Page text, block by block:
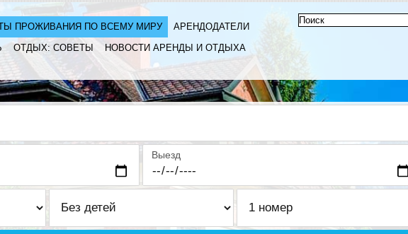
ПРОЖИВАНИЯ ПО ВСЕМУ МИРУ
АРЕНДОДАТЕЛИ
ОТДЫХ: СОВЕТЫ
НОВОСТИ АРЕНДЫ И ОТДЫХА
Выезд